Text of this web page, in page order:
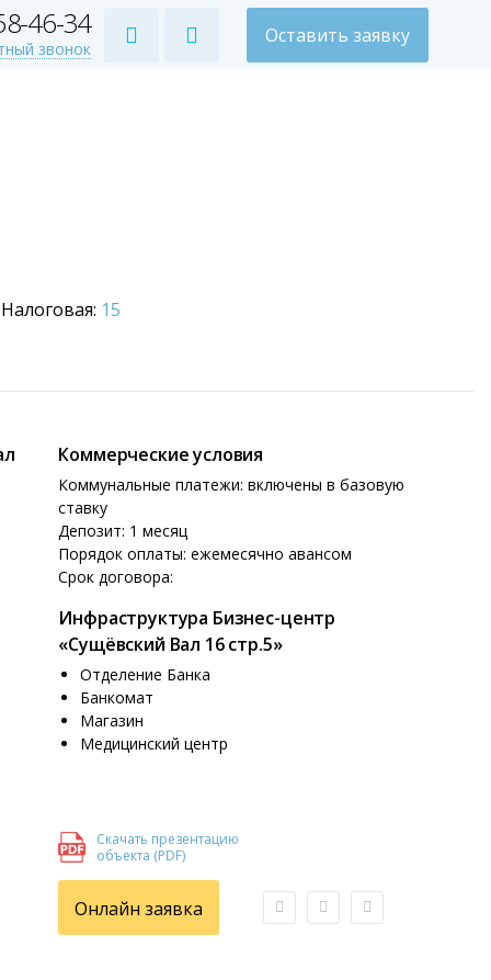
46-34
звонок
Оставить заявку
Налоговая: 15
Коммерческие условия
Коммунальные платежи: включены в базовую
ставку
Депозит: 1 месяц
Порядок оплаты: ежемесячно авансом
Срок договора:
Инфраструктура Бизнес-центр
«Сущёвский Вал 16 стр.5»
Отделение Банка
Банкомат
Магазин
Медицинский центр
Скачать презентацию
объекта (PDF)
Онлайн заявка